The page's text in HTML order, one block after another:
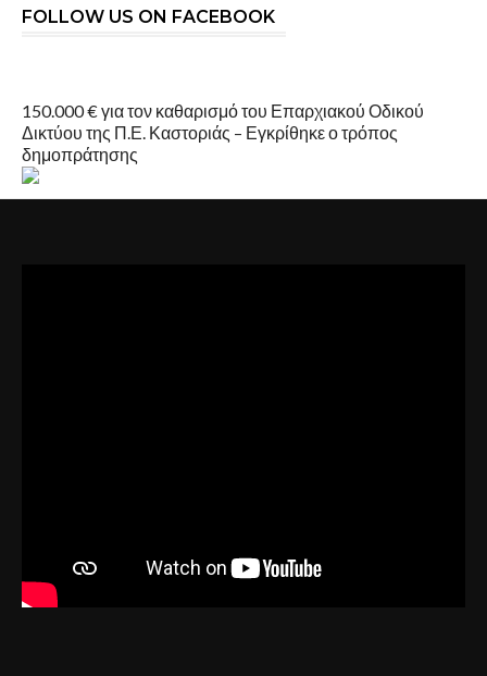
FOLLOW US ON FACEBOOK
150.000 € για τον καθαρισμό του Επαρχιακού Οδικού
Δικτύου της Π.Ε. Καστοριάς – Εγκρίθηκε ο τρόπος
δημοπράτησης